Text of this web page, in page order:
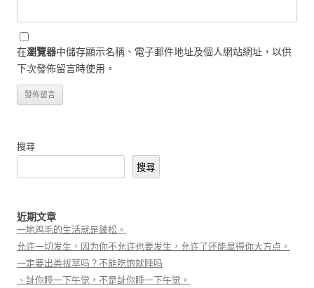
在瀏覽器中儲存顯示名稱、電子郵件地址及個人網站網址，以供
下次發佈留言時使用。
搜尋
搜尋
近期文章
一地鸡毛的生活就是蓬松。
允许一切发生，因为你不允许也要发生，允许了还能显得你大方点。
一定要出类拔萃吗？不能吃饱就睡吗
、訨你睡一下午觉，不是訨你睡一下午觉。